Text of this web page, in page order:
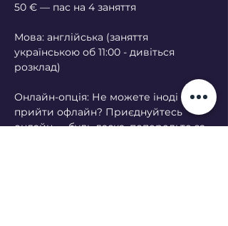
50 € — пас на 4 заняття
Мова: англійська (заняття
українською об 11:00 - дивіться
розклад)
Онлайн-опція: Не можете іноді
прийти офлайн? Приєднуйтесь
онлайн — будь ласка, попередьте за